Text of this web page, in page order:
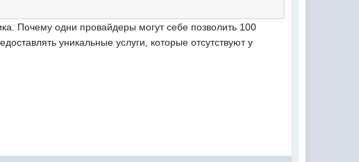
Почему одни провайдеры могут себе позволить 100
уникальные услуги, которые отсутствуют у